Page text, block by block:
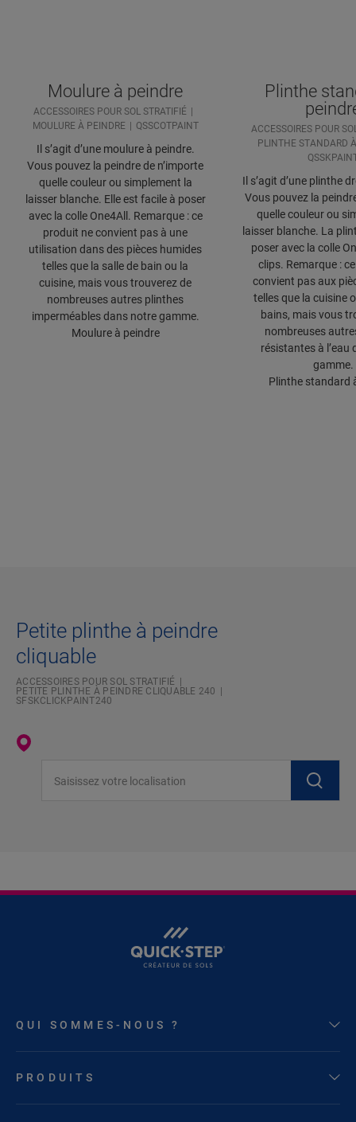
Moulure à peindre
ACCESSOIRES POUR SOL STRATIFIÉ
MOULURE À PEINDRE
QSSCOTPAINT
Il s’agit d’une moulure à peindre.
Vous pouvez la peindre de n’importe
quelle couleur ou simplement la
laisser blanche. Elle est facile à poser
avec la colle One4All. Remarque : ce
produit ne convient pas à une
utilisation dans des pièces humides
telles que la salle de bain ou la
cuisine, mais vous trouverez de
nombreuses autres plinthes
imperméables dans notre gamme.
Moulure à peindre
Plinthe
ACCESSOIRES POUR
PLINTHE STANDARD
Il s’agit d’une plinthe
Vous pouvez la
quelle couleur ou
laisser blanche. La
poser avec la colle
clips. Remarque :
convient pas aux
telles que la cuisine
bains, mais vous
nombreuses
résistantes à l’eau
gamme.
Plinthe standard
Petite plinthe à peindre
cliquable
ACCESSOIRES POUR SOL STRATIFIÉ
PETITE PLINTHE À PEINDRE CLIQUABLE 240
SFSKCLICKPAINT240
QUI SOMMES-NOUS ?
PRODUITS